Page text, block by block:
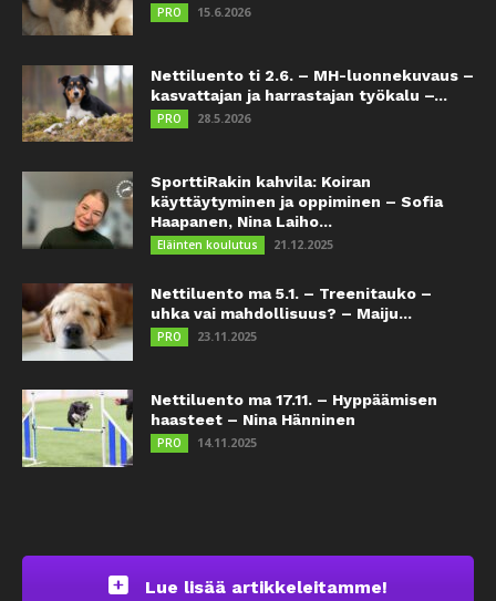
PRO 15.6.2026
Nettiluento ti 2.6. – MH-luonnekuvaus –
kasvattajan ja harrastajan työkalu –...
PRO 28.5.2026
SporttiRakin kahvila: Koiran
käyttäytyminen ja oppiminen – Sofia
Haapanen, Nina Laiho...
Eläinten koulutus 21.12.2025
Nettiluento ma 5.1. – Treenitauko –
uhka vai mahdollisuus? – Maiju...
PRO 23.11.2025
Nettiluento ma 17.11. – Hyppäämisen
haasteet – Nina Hänninen
PRO 14.11.2025
Lue lisää artikkeleitamme!